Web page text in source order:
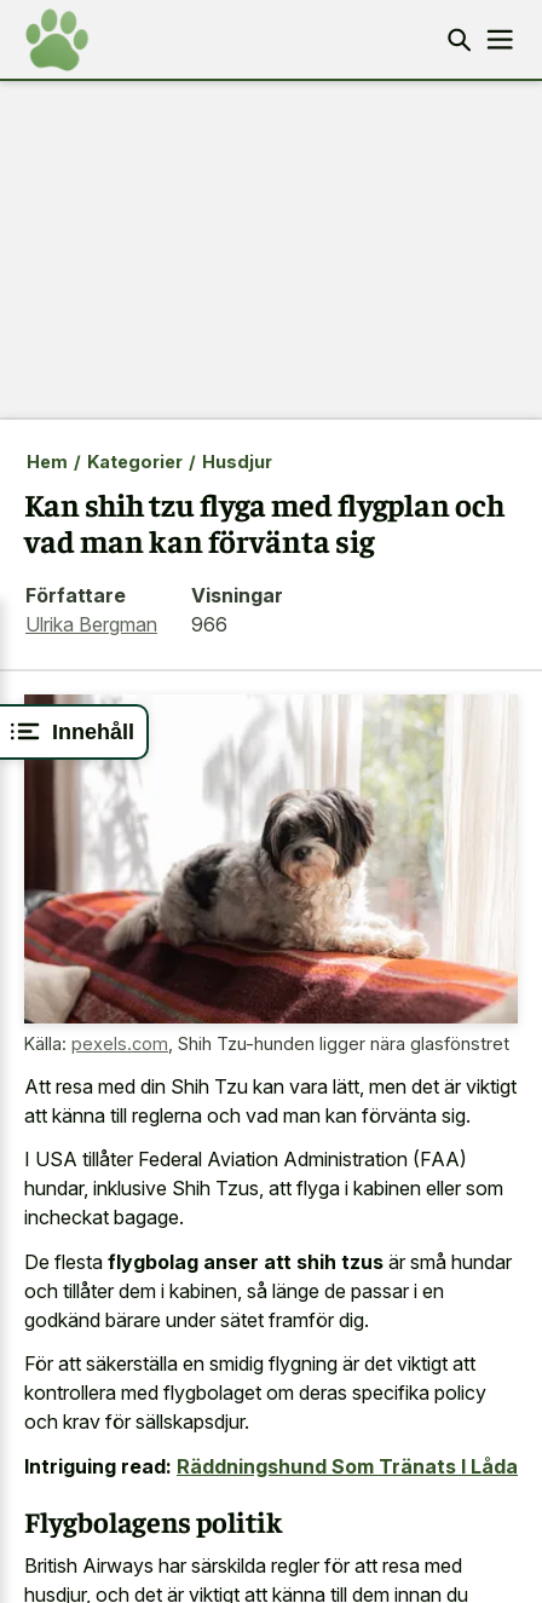
Innehåll
Hem / Kategorier / Husdjur
Kan shih tzu flyga med flygplan och
vad man kan förvänta sig
Författare
Ulrika Bergman
Visningar
966
Källa: pexels.com Shih Tzu-hunden ligger nära glasfönstret
Att resa med din Shih Tzu kan vara lätt, men det är viktigt
att känna till reglerna och vad man kan förvänta sig.
I USA tillåter Federal Aviation Administration (FAA)
hundar, inklusive Shih Tzus, att flyga i kabinen eller som
incheckat bagage.
De flesta flygbolag anser att shih tzus är små hundar
och tillåter dem i kabinen, så länge de passar i en
godkänd bärare under sätet framför dig.
För att säkerställa en smidig flygning är det viktigt att
kontrollera med flygbolaget om deras specifika policy
och krav för sällskapsdjur.
Intriguing read: Räddningshund Som Tränats I Låda
Flygbolagens politik
British Airways har särskilda regler för att resa med
husdjur, och det är viktigt att känna till dem innan du